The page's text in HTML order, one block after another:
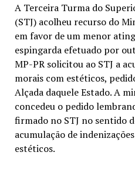
A Terceira Turma do
(STJ) acolheu recurso do
em favor de um menor
espingarda efetuado por
MP-PR solicitou ao STJ a
morais com estéticos,
Alçada daquele Estado. A
concedeu o pedido
firmado no STJ no sentido
acumulação de
estéticos.